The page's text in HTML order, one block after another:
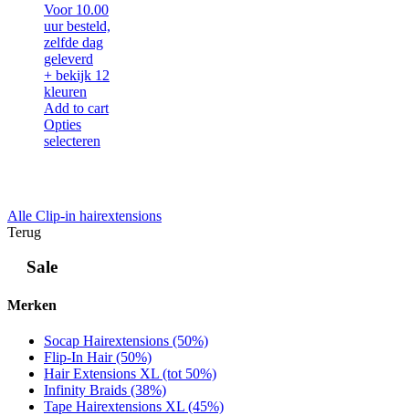
Voor 10.00
uur besteld,
zelfde dag
geleverd
+ bekijk 12
kleuren
Add to cart
Opties
selecteren
Alle Clip-in hairextensions
Terug
Sale
Merken
Socap Hairextensions (50%)
Flip-In Hair (50%)
Hair Extensions XL (tot 50%)
Infinity Braids (38%)
Tape Hairextensions XL (45%)